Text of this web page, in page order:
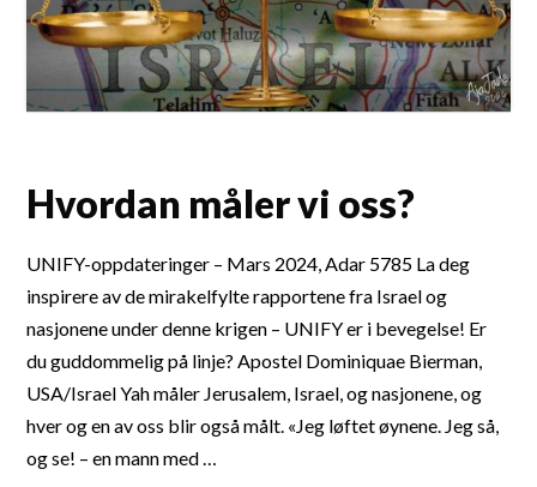
Hvordan måler vi oss?
UNIFY-oppdateringer – Mars 2024, Adar 5785 La deg
inspirere av de mirakelfylte rapportene fra Israel og
nasjonene under denne krigen – UNIFY er i bevegelse! Er
du guddommelig på linje? Apostel Dominiquae Bierman,
USA/Israel Yah måler Jerusalem, Israel, og nasjonene, og
hver og en av oss blir også målt. «Jeg løftet øynene. Jeg så,
og se! – en mann med …